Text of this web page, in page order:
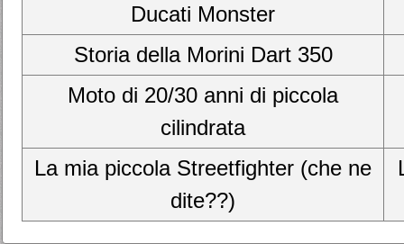
Ducati Monster
Storia della Morini Dart 350
Moto di 20/30 anni di piccola
cilindrata
La mia piccola Streetfighter (che ne
dite??)